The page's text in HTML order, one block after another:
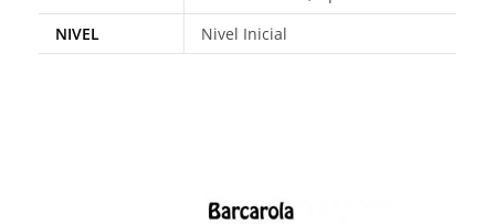
NIVEL
Nivel Inicial